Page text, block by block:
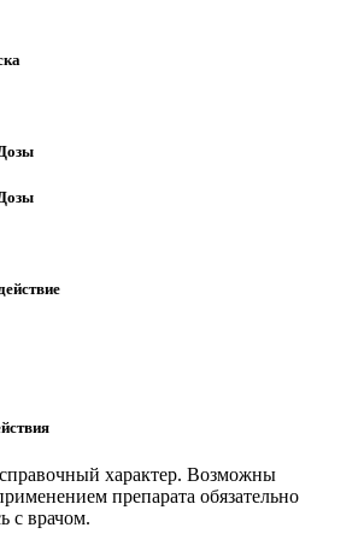
характер. Возможны
препарата обязательно
с врачом.